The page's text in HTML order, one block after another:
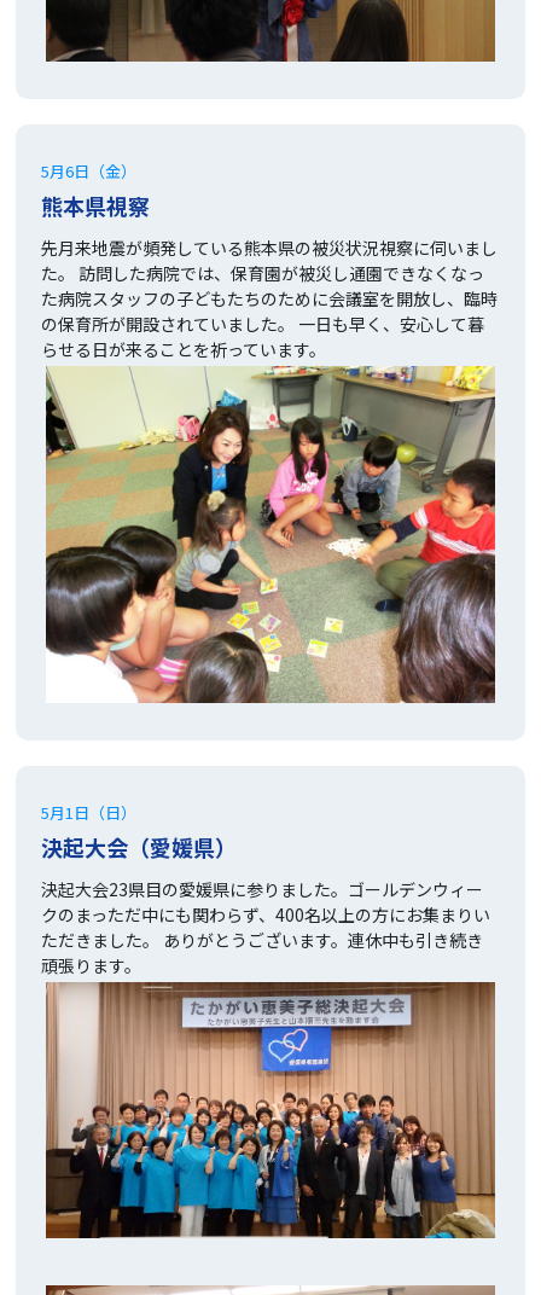
5月6日（金）
熊本県視察
先月来地震が頻発している熊本県の被災状況視察に伺いまし
た。 訪問した病院では、保育園が被災し通園できなくなっ
た病院スタッフの子どもたちのために会議室を開放し、臨時
の保育所が開設されていました。 一日も早く、安心して暮
らせる日が来ることを祈っています。
5月1日（日）
決起大会（愛媛県）
決起大会23県目の愛媛県に参りました。ゴールデンウィー
クのまっただ中にも関わらず、400名以上の方にお集まりい
ただきました。 ありがとうございます。連休中も引き続き
頑張ります。